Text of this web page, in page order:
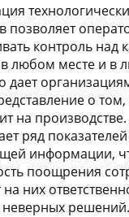
позволяет
контроль над
любом месте и в
дает
о том,
на
ряд
информации,
поощрения
на них
неверных решений.